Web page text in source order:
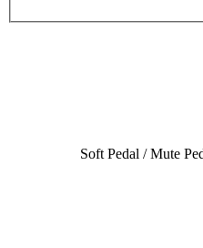
Soft Pedal / Mute